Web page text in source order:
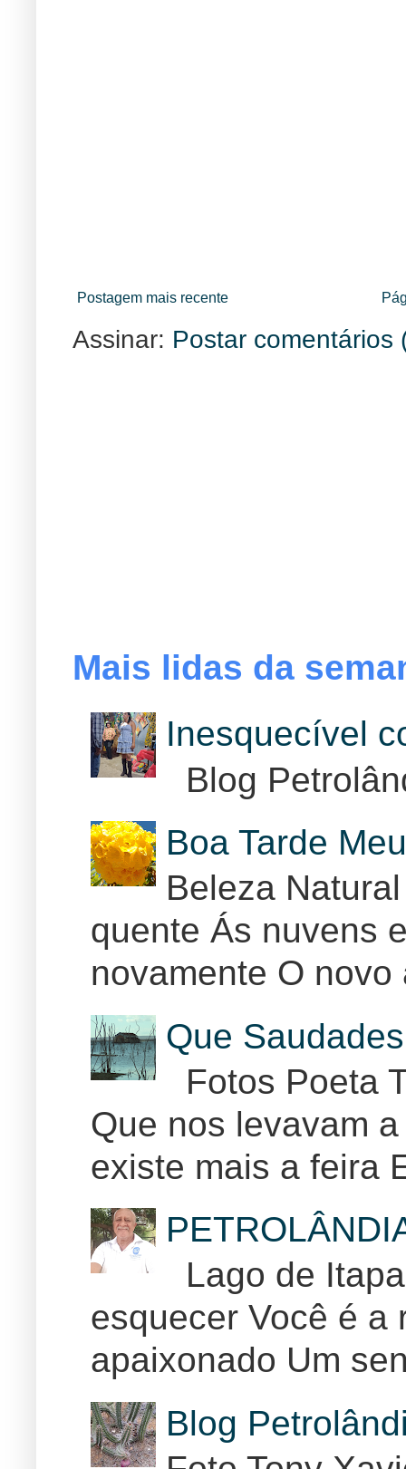
Postagem mais recente
Assinar: Postar comentários
Mais lidas da
Inesquecível
Blog
Boa Tarde
Beleza
quente Ás nuvens
novamente O
Que
Fotos Poeta
Que nos levavam
existe mais a feira
Lago de
esquecer Você é a
apaixonado Um
Blog